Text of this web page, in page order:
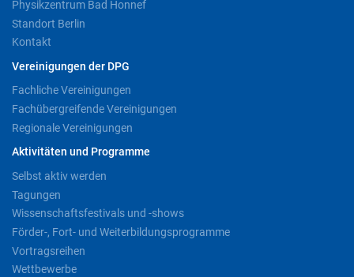
Physikzentrum Bad Honnef
Standort Berlin
Kontakt
Vereinigungen der DPG
Fachliche Vereinigungen
Fachübergreifende Vereinigungen
Regionale Vereinigungen
Aktivitäten und Programme
Selbst aktiv werden
Tagungen
Wissenschaftsfestivals und -shows
Förder-, Fort- und Weiterbildungsprogramme
Vortragsreihen
Wettbewerbe